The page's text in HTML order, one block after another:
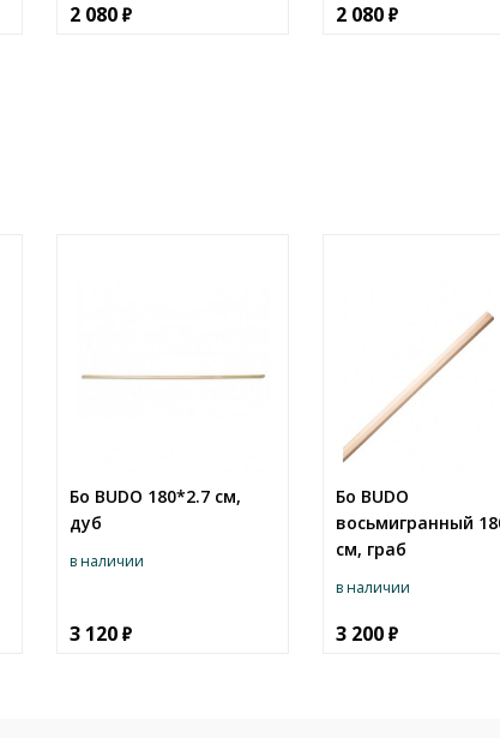
2 080 2 080
Бо BUDO 180*2.7 см,
дуб
в наличии
3 120
Бо BUDO
восьмигранный
см, граб
в наличии
3 200